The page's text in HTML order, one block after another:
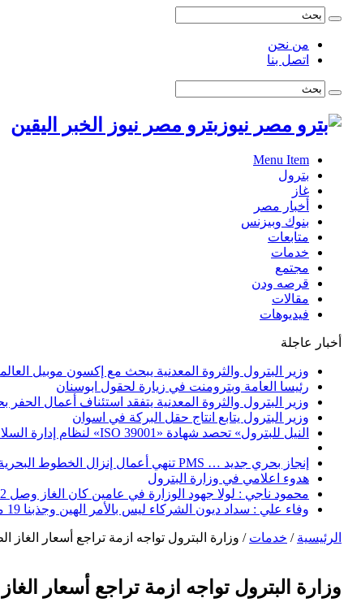
من نحن
اتصل بنا
بترو مصر نيوز الخبر اليقين
Menu Item
بترول
غاز
أخبار مصر
بنوك وبيزنس
متابعات
خدمات
مجتمع
قرصه ودن
مقالات
فيديوهات
أخبار عاجلة
وزير البترول والثروة المعدنية يبحث مع إكسون موبيل
رئيسا العامة وبترومنت في زيارة لحقول ابوسنان
وزير البترول والثروة المعدنية يتفقد استئناف أعمال الحفر بحقل البركة في أسوان بعد توقف منذ عام
وزير البترول يتابع انتاج حقل البركة في اسوان
النيل للبترول» تحصد شهادة «ISO 39001» لنظام إدارة السلامة المرورية بجهود ذاتية
إنجاز بحري جديد … PMS تنهي أعمال إنزال الخطوط البحرية الثلاث بمشروع المرحلة الرابعة لتنمية حقل غاز كاموس البحري التابع لشركة شمال سيناء للبترول
هدوء اعلامي في وزارة البترول
محمود ناجي : لولا جهود الوزارة في عامين كان الغاز وصل 2مليار قدم يوميا
وفاء علي : سداد ديون الشركاء ليس بالأمر الهين وجذبنا 19 مليار دولار استثمارات
الرئيسية / خدمات / وزارة البترول تواجه ازمة تراجع أسعار الغاز
وزارة البترول تواجه ازمة تراجع أسعار